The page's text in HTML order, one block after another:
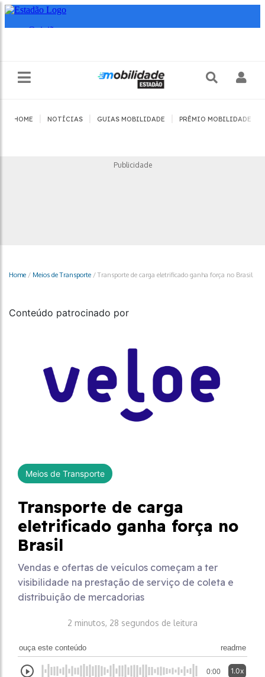
HOME NOTÍCIAS GUIAS MOBILIDADE PRÊMIO MOBILIDADE
Publicidade
Home / Meios de Transporte /Transporte de carga eletrificado ganha força no Brasil
Conteúdo patrocinado por
Meios de Transporte
Transporte de carga
eletrificado ganha força no
Brasil
Vendas e ofertas de veículos começam a ter
visibilidade na prestação de serviço de coleta e
distribuição de mercadorias
2 minutos, 28 segundos de leitura
ouça este conteúdo readme
0:00 1.0x